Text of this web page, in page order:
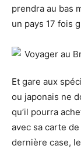
prendra au bas
un pays 17 fois
Et gare aux
ou japonais ne
qu’il pourra
avec sa carte
dernière case,